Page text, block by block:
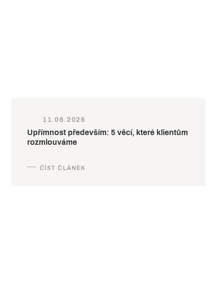
11.06.2026
Upřímnost především: 5 věcí, které klientům
rozmlouváme